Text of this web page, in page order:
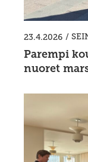
23.4.2026 /
Parempi
nuoret